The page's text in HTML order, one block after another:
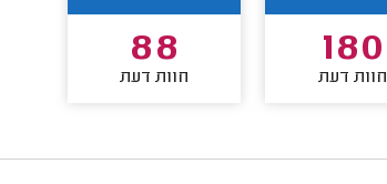
180
חוות דעת
88
חוות דעת